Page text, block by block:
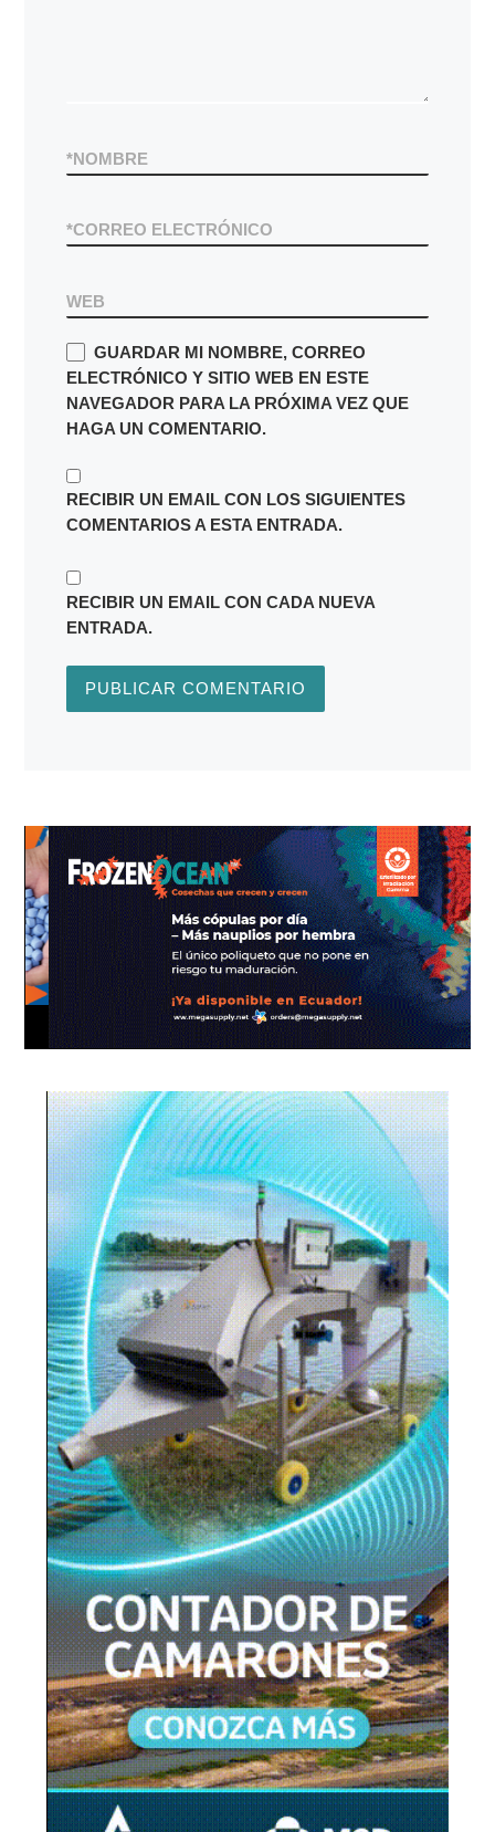
NOMBRE
*
CORREO ELECTRÓNICO
*
WEB
GUARDAR MI NOMBRE, CORREO
ELECTRÓNICO Y SITIO WEB EN ESTE
NAVEGADOR PARA LA PRÓXIMA VEZ QUE
HAGA UN COMENTARIO.
RECIBIR UN EMAIL CON LOS SIGUIENTES
COMENTARIOS A ESTA ENTRADA.
RECIBIR UN EMAIL CON CADA NUEVA
ENTRADA.